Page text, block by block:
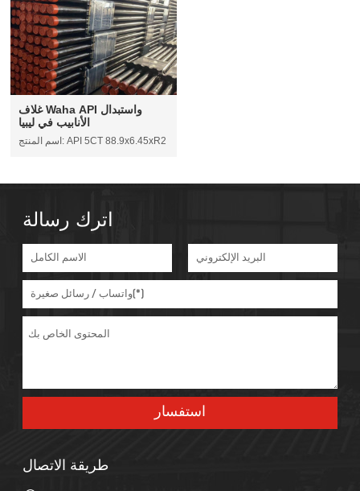
غلاف Waha API واستبدال
الأنابيب في ليبيا
اسم المنتج: API 5CT 88.9x6.45xR2
اترك رسالة
طريقة الاتصال